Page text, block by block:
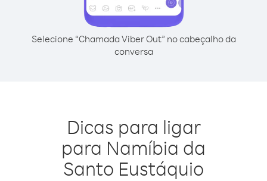
Selecione “Chamada Viber Out” no cabeçalho da
conversa
Dicas para ligar
para Namíbia da
Santo Eustáquio